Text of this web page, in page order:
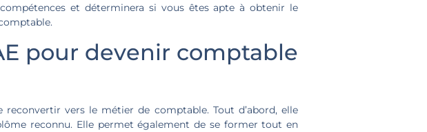
et déterminera si vous êtes apte à obtenir le
pour devenir comptable
vers le métier de comptable. Tout d’abord, elle
reconnu. Elle permet également de se former tout en